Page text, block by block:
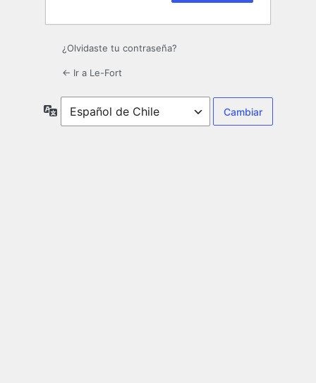
¿Olvidaste tu contraseña?
← Ir a Le-Fort
Idioma